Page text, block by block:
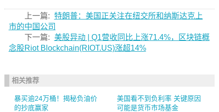
上一篇: 特朗普：美国正关注在纽交所和纳斯达克上
市的中国公司
下一篇: 美股异动 | Q1营收同比上涨71.4%，区块链概
念股Riot Blockchain(RIOT.US)涨超14%
相关推荐
暴买逾24万桶！揭秘负油价
的抄底赢家
美国看不到负利率 关键原因
可能是货币市场基金